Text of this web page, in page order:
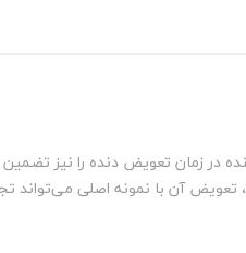
در زمان تعویض دنده را نیز
آن با نمونه اصلی می‌تواند